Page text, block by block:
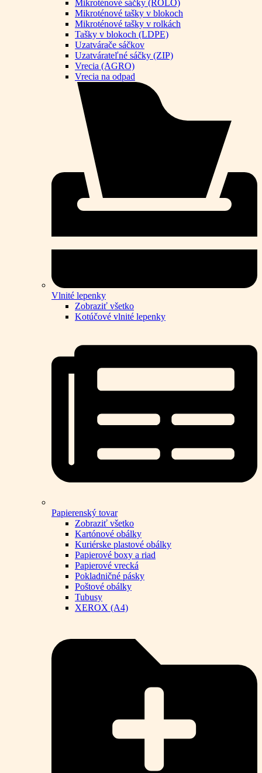
Mikroténové sáčky (ROLO)
Mikroténové tašky v blokoch
Mikroténové tašky v rolkách
Tašky v blokoch (LDPE)
Uzatvárače sáčkov
Uzatvárateľné sáčky (ZIP)
Vrecia (AGRO)
Vrecia na odpad
Vlnité lepenky
Zobraziť všetko
Kotúčové vlnité lepenky
Papierenský tovar
Zobraziť všetko
Kartónové obálky
Kuriérske plastové obálky
Papierové boxy a riad
Papierové vrecká
Pokladničné pásky
Poštové obálky
Tubusy
XEROX (A4)